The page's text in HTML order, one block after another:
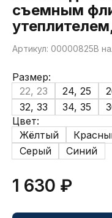
съемным
Артикул: 00000825В
Размер:
22, 23
24, 25
32, 33
34, 35
Цвет:
Жёлтый
Серый
Синий
1 630 ₽